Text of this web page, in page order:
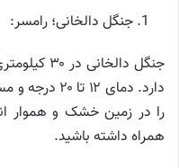
جنگل دالخانی؛ رامسر:
جنگل
دارد. دمای
را در زمین خشک و هموار
همراه داشته باشید.